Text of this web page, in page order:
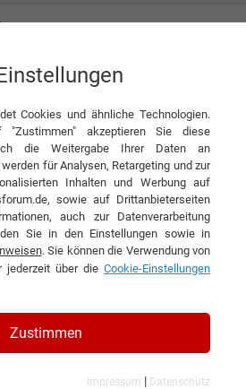
Wenn der Boden glatt werden soll
B.V.
glatt werden soll
van Ham,
der Van Eerd
Cookies und ähnliche Technologien.
akzeptieren Sie diese
die Weitergabe Ihrer Daten an
für Analysen, Retargeting und zur
Inhalten und Werbung auf
sowie auf Drittanbieterseiten
auch zur Datenverarbeitung
Sie in den Einstellungen sowie in
. Sie können die Verwendung von
jederzeit über die Cookie-Einstellungen
Zustimmen
Impressum | Datenschutz